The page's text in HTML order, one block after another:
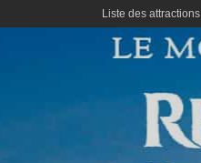
Liste des attractions